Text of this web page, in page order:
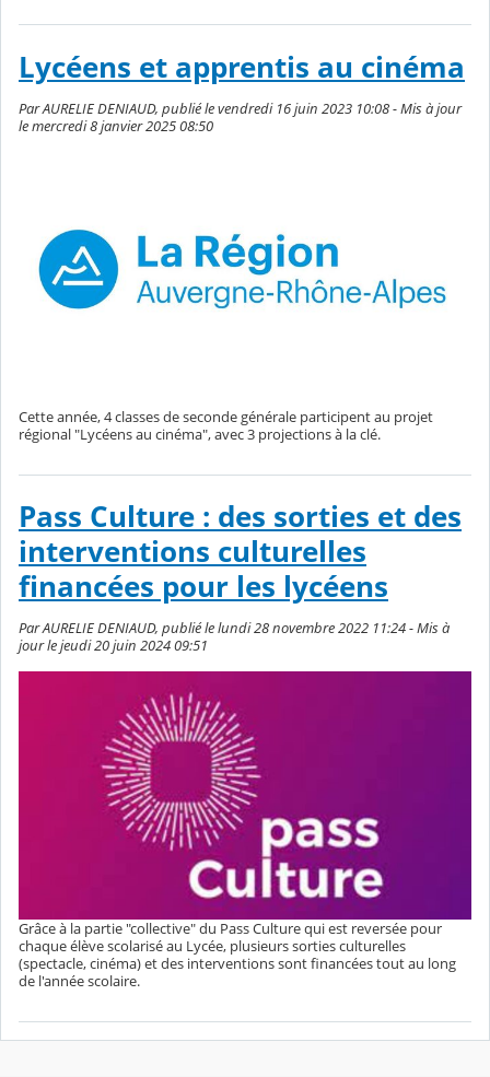
Lycéens et apprentis au cinéma
Par AURELIE DENIAUD, publié le vendredi 16 juin 2023 10:08 - Mis à jour
le mercredi 8 janvier 2025 08:50
Cette année, 4 classes de seconde générale participent au projet
régional "Lycéens au cinéma", avec 3 projections à la clé.
Pass Culture : des sorties et des
interventions culturelles
financées pour les lycéens
Par AURELIE DENIAUD, publié le lundi 28 novembre 2022 11:24 - Mis à
jour le jeudi 20 juin 2024 09:51
Grâce à la partie "collective" du Pass Culture qui est reversée pour
chaque élève scolarisé au Lycée, plusieurs sorties culturelles
(spectacle, cinéma) et des interventions sont financées tout au long
de l'année scolaire.